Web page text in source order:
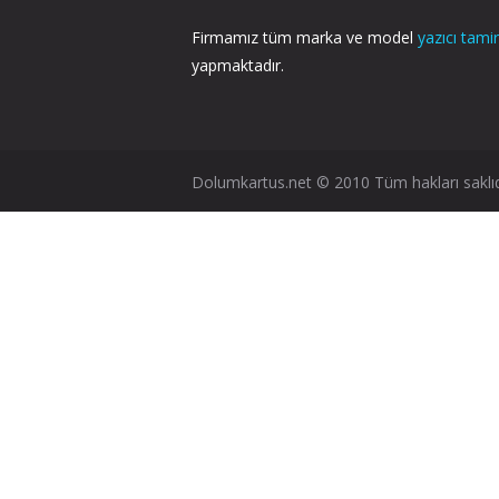
Firmamız tüm marka ve model yazıcı
yapmaktadır.
Dolumkartus.net © 2010 Tüm hakları